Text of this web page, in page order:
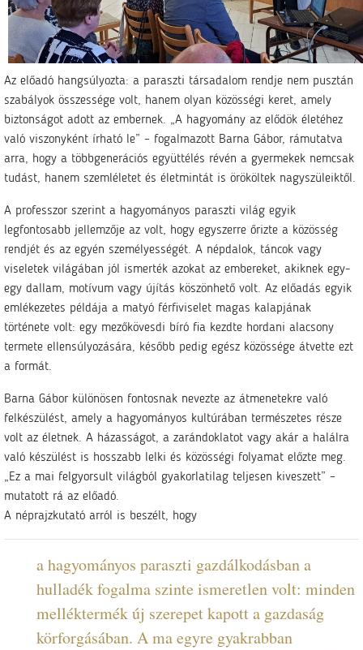
Az előadó hangsúlyozta: a paraszti társadalom rendje nem pusztán
szabályok összessége volt, hanem olyan közösségi keret, amely
biztonságot adott az embernek. „A hagyomány az elődök életéhez
való viszonyként írható le” – fogalmazott Barna Gábor, rámutatva
arra, hogy a többgenerációs együttélés révén a gyermekek nemcsak
tudást, hanem szemléletet és életmintát is örököltek nagyszüleiktől.
A professzor szerint a hagyományos paraszti világ egyik
legfontosabb jellemzője az volt, hogy egyszerre őrizte a közösség
rendjét és az egyén személyességét. A népdalok, táncok vagy
viseletek világában jól ismerték azokat az embereket, akiknek egy-
egy dallam, motívum vagy újítás köszönhető volt. Az előadás egyik
emlékezetes példája a matyó férfiviselet magas kalapjának
története volt: egy mezőkövesdi bíró fia kezdte hordani alacsony
termete ellensúlyozására, később pedig egész közössége átvette ezt
a formát.
Barna Gábor különösen fontosnak nevezte az átmenetekre való
felkészülést, amely a hagyományos kultúrában természetes része
volt az életnek. A házasságot, a zarándoklatot vagy akár a halálra
való készülést is hosszabb lelki és közösségi folyamat előzte meg.
„Ez a mai felgyorsult világból gyakorlatilag teljesen kiveszett” –
mutatott rá az előadó.
A néprajzkutató arról is beszélt, hogy
a hagyományos paraszti gazdálkodásban a
hulladék fogalma szinte ismeretlen volt: minden
melléktermék új szerepet kapott a gazdaság
körforgásában. A ma egyre gyakrabban